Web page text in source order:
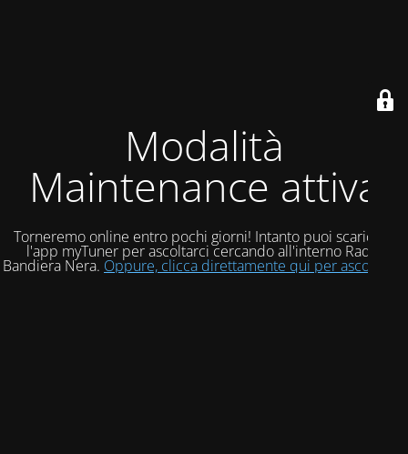
Modalità
Maintenance attiva
Torneremo online entro pochi giorni! Intanto puoi scaricare
l'app myTuner per ascoltarci cercando all'interno Radio
Bandiera Nera. Oppure, clicca direttamente qui per ascoltarci!